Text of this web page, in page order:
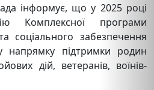
інформує, що у 2025 році
Комплексної програми
соціального забезпечення
напрямку підтримки родин
дій, ветеранів, воїнів-